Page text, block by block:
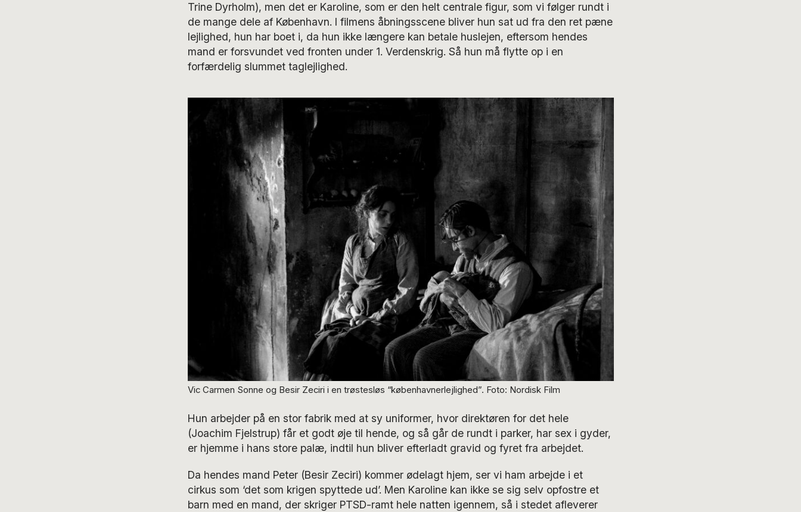
Trine Dyrholm), men det er Karoline, som er den helt centrale figur, som vi følger rundt i
de mange dele af København. I filmens åbningsscene bliver hun sat ud fra den ret pæne
lejlighed, hun har boet i, da hun ikke længere kan betale huslejen, eftersom hendes
mand er forsvundet ved fronten under 1. Verdenskrig. Så hun må flytte op i en
forfærdelig slummet taglejlighed.
Vic Carmen Sonne og Besir Zeciri i en trøstesløs “københavnerlejlighed”. Foto: Nordisk Film
Hun arbejder på en stor fabrik med at sy uniformer, hvor direktøren for det hele
(Joachim Fjelstrup) får et godt øje til hende, og så går de rundt i parker, har sex i gyder,
er hjemme i hans store palæ, indtil hun bliver efterladt gravid og fyret fra arbejdet.
Da hendes mand Peter (Besir Zeciri) kommer ødelagt hjem, ser vi ham arbejde i et
cirkus som ‘det som krigen spyttede ud’. Men Karoline kan ikke se sig selv opfostre et
barn med en mand, der skriger PTSD-ramt hele natten igennem, så i stedet afleverer